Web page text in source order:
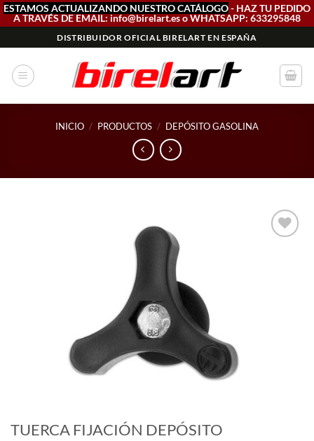
ESTAMOS ACTUALIZANDO NUESTRO CATÁLOGO- HAZ TU PEDIDO
A TRAVÉS DE EMAIL: info@birelart.es o WHATSAPP: 633295848
al
contenido
DISTRIBUIDOR OFICIAL BIRELART EN ESPAÑA
INICIO / PRODUCTOS / DEPÓSITO GASOLINA
TUERCA FIJACIÓN DEPÓSITO